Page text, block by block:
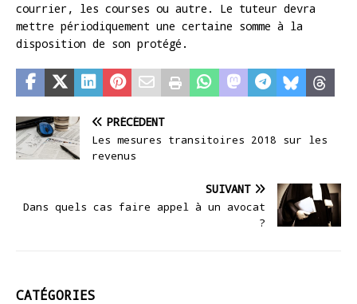
courrier, les courses ou autre. Le tuteur devra
mettre périodiquement une certaine somme à la
disposition de son protégé.
PRÉCÉDENT
Les mesures transitoires 2018 sur les
revenus
SUIVANT
Dans quels cas faire appel à un avocat
?
CATÉGORIES